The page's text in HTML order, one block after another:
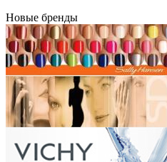
Новые бренды